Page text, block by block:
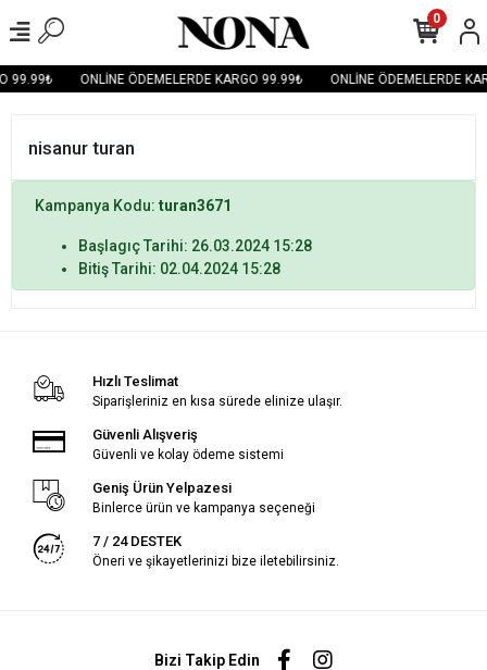
99.99₺ ONLİNE ÖDEMELERDE KARGO 99.99₺ ONLİNE ÖDEMELERDE
0
nisanur turan
Kampanya Kodu: turan3671
Başlagıç Tarihi: 26.03.2024 15:28
Bitiş Tarihi: 02.04.2024 15:28
Hızlı Teslimat
Siparişleriniz en kısa sürede elinize ulaşır.
Güvenli Alışveriş
Güvenli ve kolay ödeme sistemi
Geniş Ürün Yelpazesi
Binlerce ürün ve kampanya seçeneği
7 / 24 DESTEK
Öneri ve şikayetlerinizi bize iletebilirsiniz.
Bizi Takip Edin